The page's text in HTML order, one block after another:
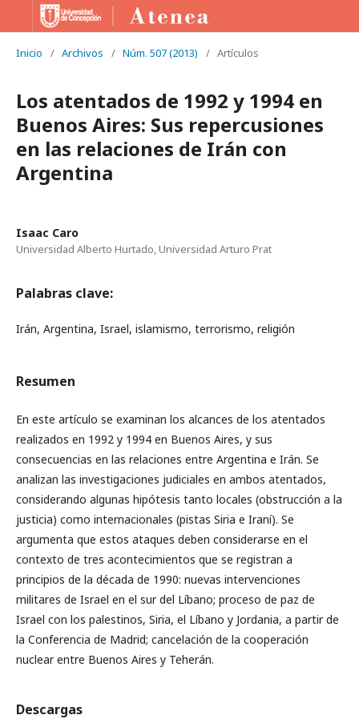
Inicio / Archivos / Núm. 507 (2013) / Artículos
Los atentados de 1992 y 1994 en
Buenos Aires: Sus repercusiones
en las relaciones de Irán con
Argentina
Isaac Caro
Universidad Alberto Hurtado, Universidad Arturo Prat
Palabras clave:
Irán, Argentina, Israel, islamismo, terrorismo, religión
Resumen
En este artículo se examinan los alcances de los atentados
realizados en 1992 y 1994 en Buenos Aires, y sus
consecuencias en las relaciones entre Argentina e Irán. Se
analizan las investigaciones judiciales en ambos atentados,
considerando algunas hipótesis tanto locales (obstrucción a la
justicia) como internacionales (pistas Siria e Iraní). Se
argumenta que estos ataques deben considerarse en el
contexto de tres acontecimientos que se registran a
principios de la década de 1990: nuevas intervenciones
militares de Israel en el sur del Líbano; proceso de paz de
Israel con los palestinos, Siria, el Líbano y Jordania, a partir de
la Conferencia de Madrid; cancelación de la cooperación
nuclear entre Buenos Aires y Teherán.
Descargas